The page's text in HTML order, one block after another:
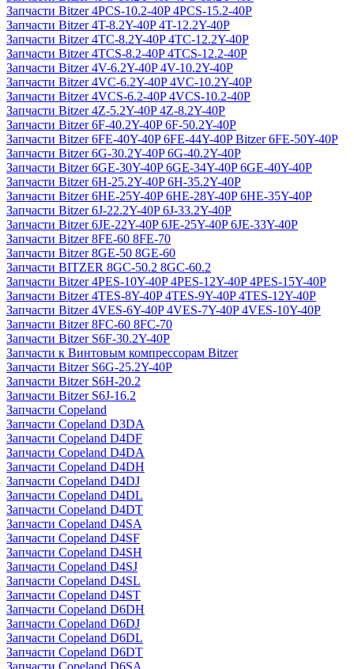
Запчасти Bitzer 4PCS-10.2-40P 4PCS-15.2-40P
Запчасти Bitzer 4T-8.2Y-40P 4T-12.2Y-40P
Запчасти Bitzer 4TC-8.2Y-40P 4TC-12.2Y-40P
Запчасти Bitzer 4TCS-8.2-40P 4TCS-12.2-40P
Запчасти Bitzer 4V-6.2Y-40P 4V-10.2Y-40P
Запчасти Bitzer 4VC-6.2Y-40P 4VC-10.2Y-40P
Запчасти Bitzer 4VCS-6.2-40P 4VCS-10.2-40P
Запчасти Bitzer 4Z-5.2Y-40P 4Z-8.2Y-40P
Запчасти Bitzer 6F-40.2Y-40P 6F-50.2Y-40P
Запчасти Bitzer 6FE-40Y-40P 6FE-44Y-40P Bitzer 6FE-50Y-40P
Запчасти Bitzer 6G-30.2Y-40P 6G-40.2Y-40P
Запчасти Bitzer 6GE-30Y-40P 6GE-34Y-40P 6GE-40Y-40P
Запчасти Bitzer 6H-25.2Y-40P 6H-35.2Y-40P
Запчасти Bitzer 6HE-25Y-40P 6HE-28Y-40P 6HE-35Y-40P
Запчасти Bitzer 6J-22.2Y-40P 6J-33.2Y-40P
Запчасти Bitzer 6JE-22Y-40P 6JE-25Y-40P 6JE-33Y-40P
Запчасти Bitzer 8FE-60 8FE-70
Запчасти Bitzer 8GE-50 8GE-60
Запчасти BITZER 8GC-50.2 8GC-60.2
Запчасти Bitzer 4PES-10Y-40P 4PES-12Y-40P 4PES-15Y-40P
Запчасти Bitzer 4TES-8Y-40P 4TES-9Y-40P 4TES-12Y-40P
Запчасти Bitzer 4VES-6Y-40P 4VES-7Y-40P 4VES-10Y-40P
Запчасти Bitzer 8FC-60 8FC-70
Запчасти Bitzer S6F-30.2Y-40P
Запчасти к Винтовым компрессорам Bitzer
Запчасти Bitzer S6G-25.2Y-40P
Запчасти Bitzer S6H-20.2
Запчасти Bitzer S6J-16.2
Запчасти Copeland
Запчасти Copeland D3DA
Запчасти Copeland D4DF
Запчасти Copeland D4DA
Запчасти Copeland D4DH
Запчасти Copeland D4DJ
Запчасти Copeland D4DL
Запчасти Copeland D4DT
Запчасти Copeland D4SA
Запчасти Copeland D4SF
Запчасти Copeland D4SH
Запчасти Copeland D4SJ
Запчасти Copeland D4SL
Запчасти Copeland D4ST
Запчасти Copeland D6DH
Запчасти Copeland D6DJ
Запчасти Copeland D6DL
Запчасти Copeland D6DT
Запчасти Copeland D6SA